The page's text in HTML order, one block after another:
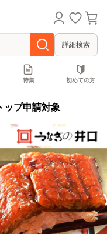
詳細検索
特集 初めての方
ップ申請対象